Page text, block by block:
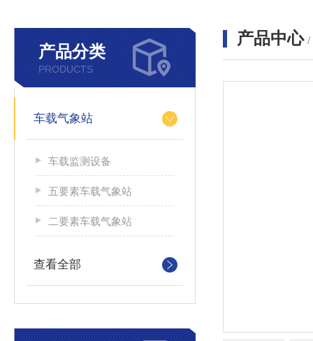
产品分类
PRODUCTS
车载气象站
车载监测设备
五要素车载气象站
二要素车载气象站
查看全部
产品中心 /